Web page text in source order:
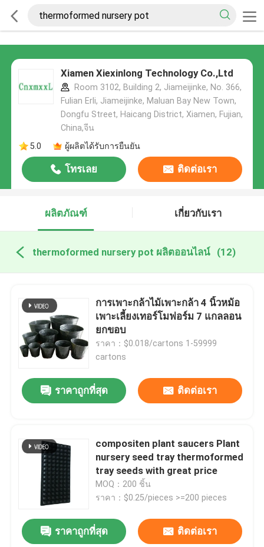
Xiamen Xiexinlong Technology Co.,Ltd
Room 3102, Building 2, Jiameijinke, No. 366,
Fulian Erli, Jiameijinke, Maluan Bay New Town,
Dongfu Street, Haicang District, Xiamen, Fujian,
China,จีน
5.0
ผู้ผลิตได้รับการยืนยัน
โทรเลย ติดต่อเรา
ผลิตภัณฑ์ เกี่ยวกับเรา
thermoformed nursery pot ผลิตออนไลน์ (12)
การเพาะกล้าไม้เพาะกล้า 4 นิ้วหม้อ
เพาะเลี้ยงเทอร์โมฟอร์ม 7 แกลลอน
ยกขอบ
ราคา：$0.018/cartons 1-59999
cartons
ราคาถูกที่สุด ติดต่อเรา
compositen plant saucers Plant
nursery seed tray thermoformed
tray seeds with great price
MOQ：200 ชิ้น
ราคา：$0.25/pieces >=200 pieces
ราคาถูกที่สุด ติดต่อเรา